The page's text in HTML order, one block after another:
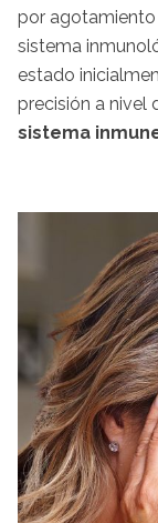
por
sistema
estado
precisión a nivel
sistema